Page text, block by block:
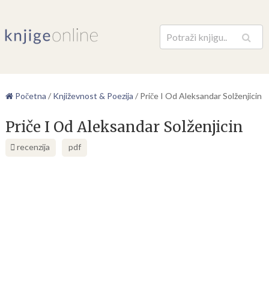
Pretraga
Početna / Književnost & Poezija / Priče I Od Aleksandar Solženjicin
Priče I Od Aleksandar Solženjicin
recenzija pdf